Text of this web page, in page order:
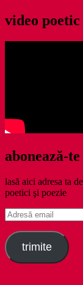
video poetic
abonează-
lasă aici adresa ta
poetici şi poezie
Adresă
email
trimite